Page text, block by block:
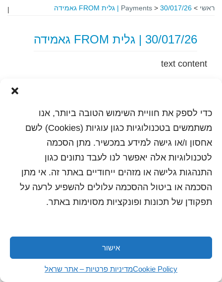
כדי לספק את חוויית השימוש הטובה ביותר, אנו
משתמשים בטכנולוגיות כגון עוגיות (Cookies) לשם
אחסון ו/או גישה למידע במכשיר. מתן הסכמה
לטכנולוגיות אלה יאפשר לנו לעבד נתונים כגון
התנהגות גלישה או מזהים ייחודיים באתר זה. אי מתן
הסכמה או ביטול ההסכמה עלולים להשפיע לרעה על
תפקודן של תכונות ופונקציות מסוימות באתר.
אישור
Cookie Policyמדיניות פרטיות – אתר שראל
ראשי >
Payments > 30/017/26 | גלית FROM גאמידה |
30/017/26 | גלית FROM גאמידה
text content
שלח לחבר
כל הזכויות שמורות לשראל 2018 | עיצוב ותכנות: סטודיו
"היוצרים"